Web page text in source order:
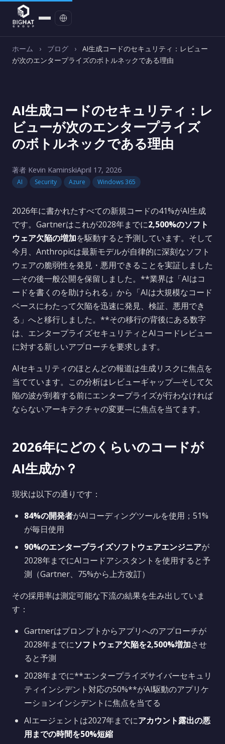
ホーム › ブログ ›
AI生成コードのセキュリティ：レビュー
が次のエンタープライズのボトルネックである理由
AI生成コードのセキュリティ：レ
ビューが次のエンタープライズ
のボトルネックである理由
著者 Kevin KaminskiApril 17, 2026
AI Security Azure Windows 365
2026年に書かれたすべての新規コードの41%がAI生成
です。Gartnerはこれが2028年までに2,500%のソフト
ウェア欠陥の増加を駆動すると予測しています。そして
今月、Anthropicは最新モデルが自律的に深刻なソフト
ウェアの脆弱性を発見・悪用できることを実証しました
—その後一般公開を保留しました。**業界は「AIはコ
ードを書くのを助けられる」から「AIは大規模なコード
ベースにわたって欠陥を迅速に発見、検証、悪用でき
る」へと移行しました。**その移行の背後にある数字
は、エンタープライズセキュリティとAIコードレビュー
に対する新しいアプローチを要求します。
AIセキュリティのほとんどの報道は生成リスクに焦点を
当てています。この分析はレビューギャップ—そして欠
陥の波が到着する前にエンタープライズが行わなければ
ならないアーキテクチャの変更—に焦点を当てます。
2026年にどのくらいのコードが
AI生成か？
現状は以下の通りです：
84%の開発者がAIコーディングツールを使用；51%
が毎日使用
90%のエンタープライズソフトウェアエンジニアが
2028年までにAIコードアシスタントを使用すると予
測（Gartner、75%から上方改訂）
その採用率は測定可能な下流の結果を生み出していま
す：
Gartnerはプロンプトからアプリへのアプローチが
2028年までにソフトウェア欠陥を2,500%増加させ
ると予測
2028年までに**エンタープライズサイバーセキュリ
ティインシデント対応の50%**がAI駆動のアプリケ
ーションインシデントに焦点を当てる
AIエージェントは2027年までにアカウント露出の悪
用までの時間を50%短縮